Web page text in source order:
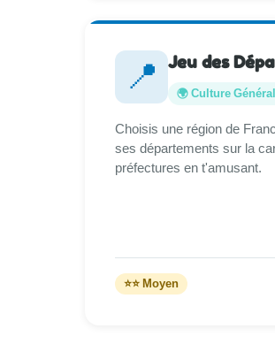
📍 Jeu des
🌍 Culture
Choisis une région de
ses départements sur la
préfectures en t'amusant.
⭐⭐ Moyen